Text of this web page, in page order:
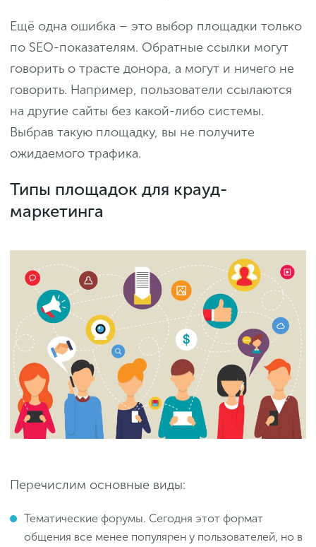
Ещё одна ошибка – это выбор площадки только
по SEO-показателям. Обратные ссылки могут
говорить о трасте донора, а могут и ничего не
говорить. Например, пользователи ссылаются
на другие сайты без какой-либо системы.
Выбрав такую площадку, вы не получите
ожидаемого трафика.
Типы площадок для крауд-
маркетинга
Перечислим основные виды:
Тематические форумы. Сегодня этот формат
общения все менее популярен у пользователей, но в